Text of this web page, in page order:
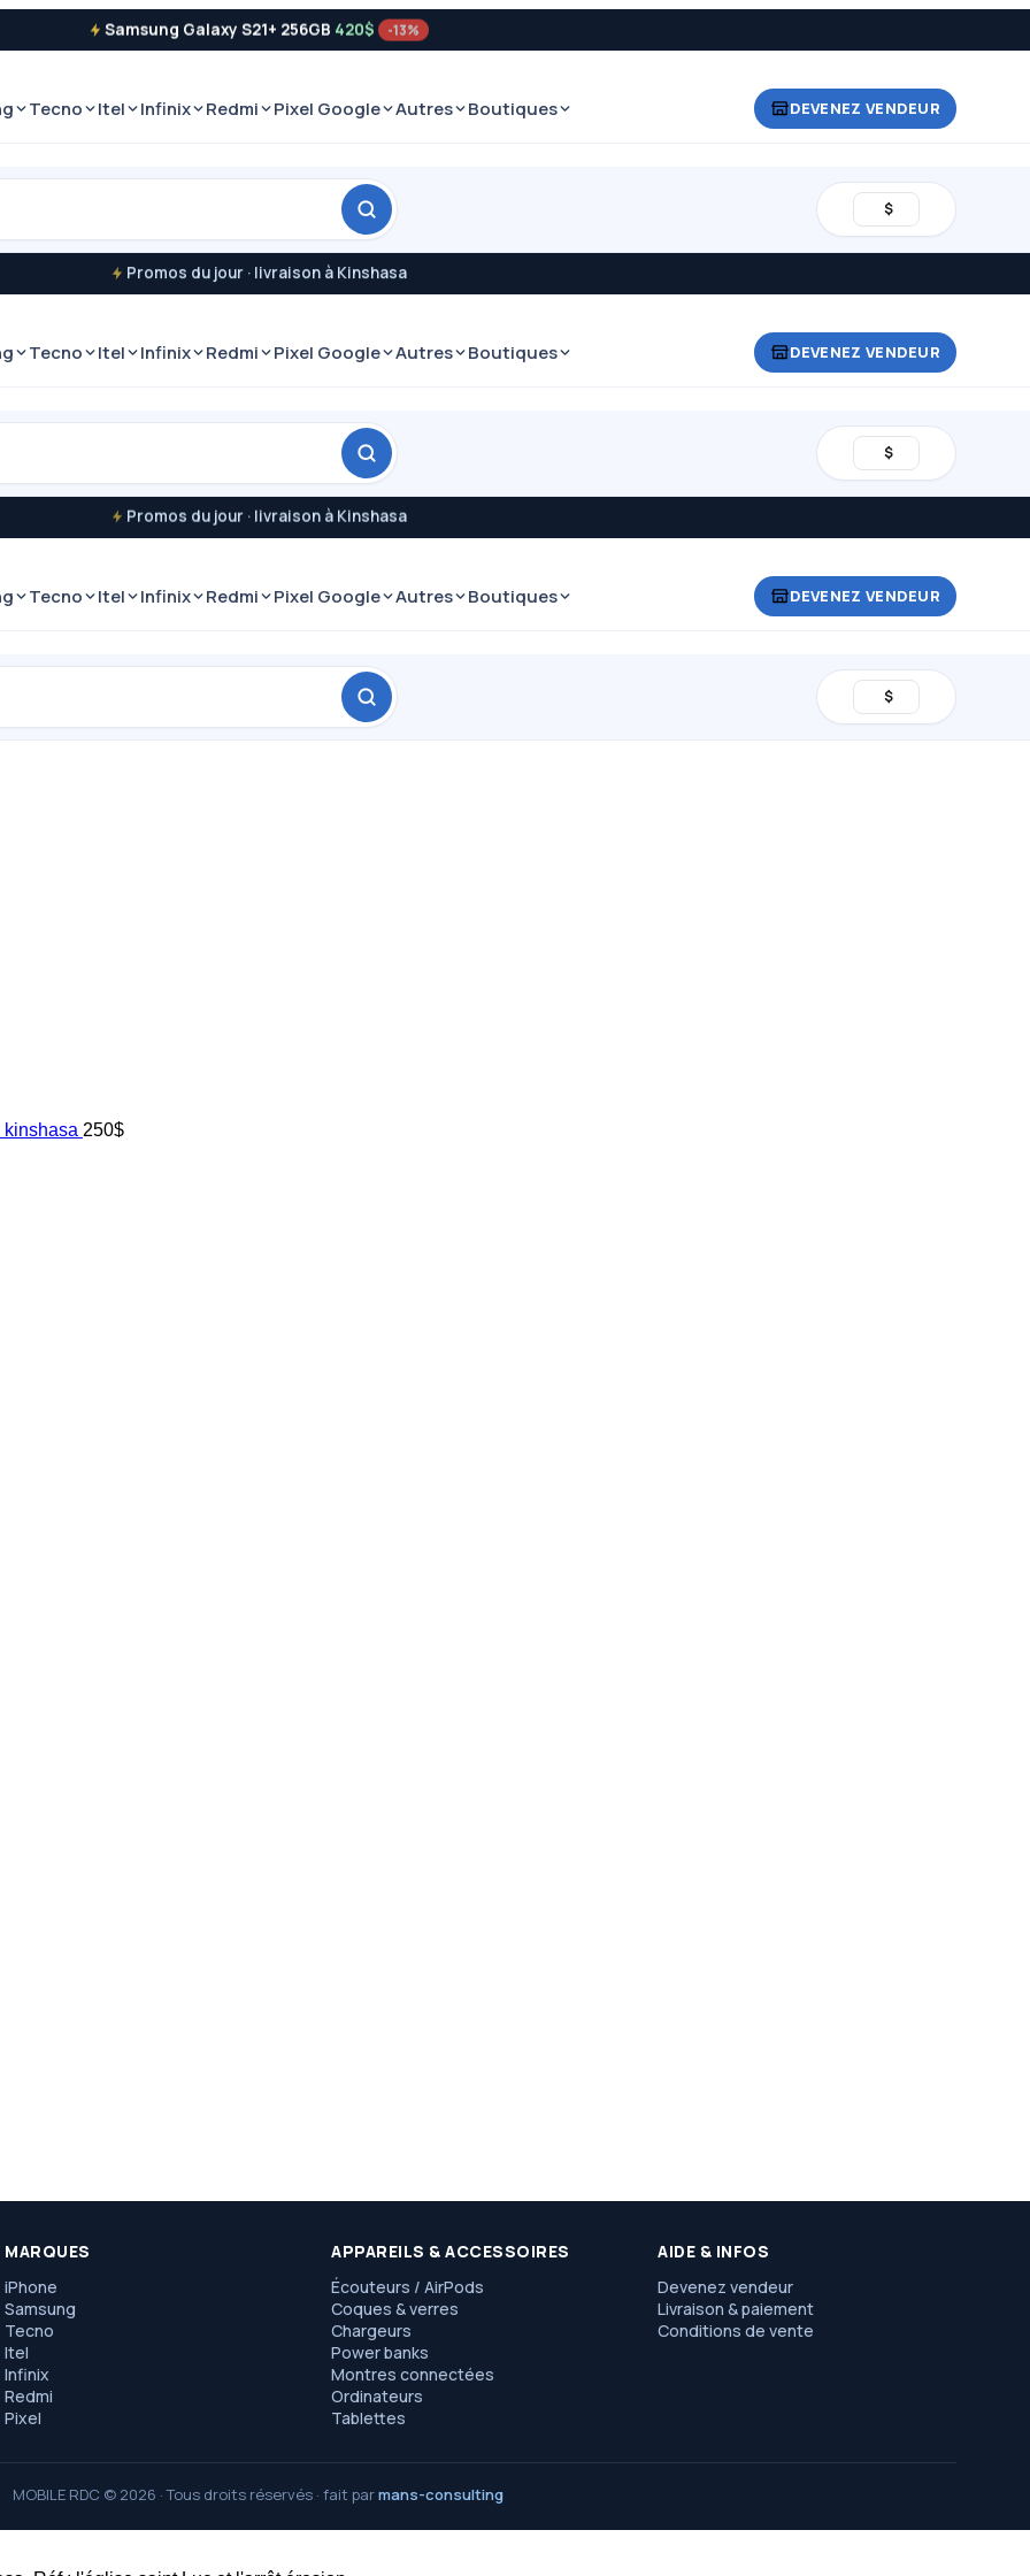
Samsung Galaxy S21+ 256GB 420$ -13%
Tecno Itel Infinix Redmi Pixel Google Autres Boutiques DEVENEZ VENDEUR
$
Promos du jour · livraison à Kinshasa
Tecno Itel Infinix Redmi Pixel Google Autres Boutiques DEVENEZ VENDEUR
$
Promos du jour · livraison à Kinshasa
Tecno Itel Infinix Redmi Pixel Google Autres Boutiques DEVENEZ VENDEUR
$
kinshasa 250$
MARQUES
iPhone
Samsung
Tecno
Itel
Infinix
Redmi
Pixel
APPAREILS & ACCESSOIRES
Écouteurs / AirPods
Coques & verres
Chargeurs
Power banks
Montres connectées
Ordinateurs
Tablettes
AIDE & INFOS
Devenez vendeur
Livraison & paiement
Conditions de vente
MOBILE RDC © 2026 · Tous droits réservés · fait parmans-consulting